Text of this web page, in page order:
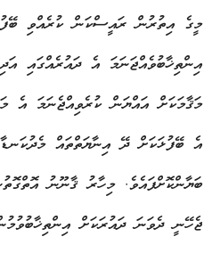
މީގެ އިތުރުން ރައީސްކަން ކުރެއްވި
އިންތިޚާބުވެއްޖަނަމަ އެ ދައުރެއްގައި
މަޤާމަކަށް އައްޔަން ކުރެވިއްޖެނަމަ އެ
އެ ބޭފުޅަކަށް ދޭ އިނާޔަތްތައް
ބަޔާންކޮށްފައެވެ. މިހާރު ޤާނޫނު
ޖެހޭނީ ދެވަނަ ދައުރަކަށް